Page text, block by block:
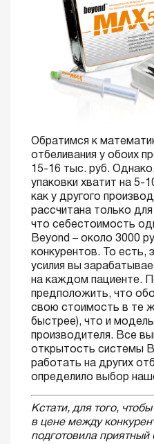
Обратимся к
отбеливания у обоих
15-16 тыс. руб.
упаковки хватит на 5-
как у другого
рассчитана только
что себестоимость
Beyond – около 3000
конкурентов. То есть,
усилия вы
на каждом пациенте.
предположить, что
свою стоимость в те
быстрее), что и
производителя. Все
открытость системы
работать на других
определило выбор
Кстати, для того,
в цене между
подготовила приятный